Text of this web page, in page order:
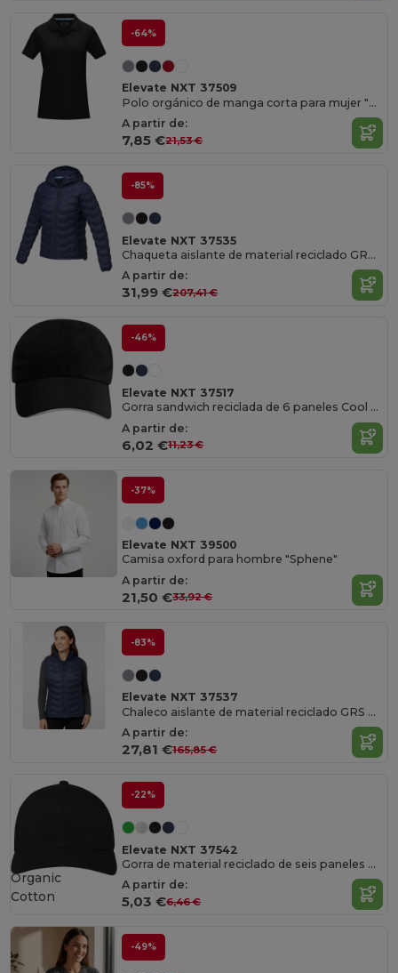
-64%
Elevate NXT 37509
Polo orgánico de manga corta para mujer "Graphite"
A partir de:
7,85 €21,53 €
-85%
Elevate NXT 37535
Chaqueta aislante de material reciclado GRS para mujer "Petalite"
A partir de:
31,99 €207,41 €
-46%
Elevate NXT 37517
Gorra sandwich reciclada de 6 paneles Cool Fit GRS "Morion"
A partir de:
6,02 €11,23 €
-37%
Elevate NXT 39500
Camisa oxford para hombre "Sphene"
A partir de:
21,50 €33,92 €
-83%
Elevate NXT 37537
Chaleco aislante de material reciclado GRS para mujer "Epidote"
A partir de:
27,81 €165,85 €
-22%
Elevate NXT 37542
Gorra de material reciclado de seis paneles Aware™ "Opal"
A partir de:
5,03 €6,46 €
Organic
Cotton
-49%